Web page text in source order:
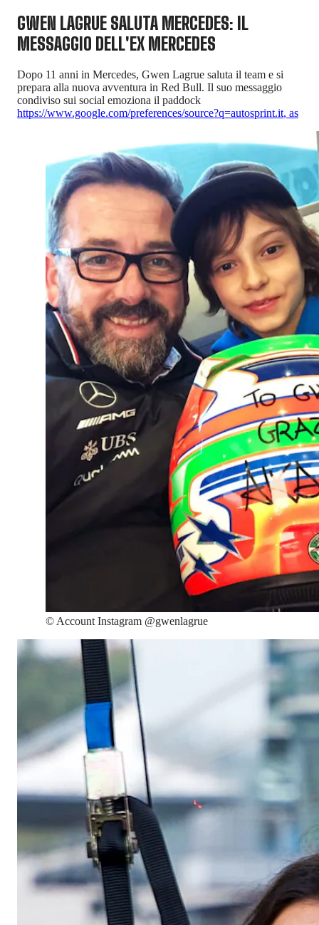
GWEN LAGRUE SALUTA MERCEDES: IL
MESSAGGIO DELL'EX MERCEDES
Dopo 11 anni in Mercedes, Gwen Lagrue saluta il team e si
prepara alla nuova avventura in Red Bull. Il suo messaggio
condiviso sui social emoziona il paddock
https://www.google.com/preferences/source?q=autosprint.it, as
© Account Instagram @gwenlagrue